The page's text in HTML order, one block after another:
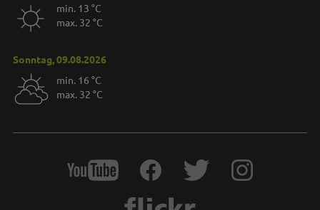
min. 13 °C
max. 32 °C
Sonntag, 09.08.2026
min. 16 °C
max. 32 °C